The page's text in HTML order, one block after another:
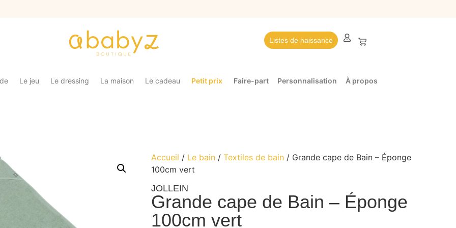
Listes de naissance
Le jeu Le dressing La maison Le cadeau Petit prix Faire-part Personnalisation À propos
Accueil / Le bain/ Textiles de bain/ Grande cape de Bain – Éponge
100cm vert
JOLLEIN
Grande cape de Bain – Éponge
100cm vert